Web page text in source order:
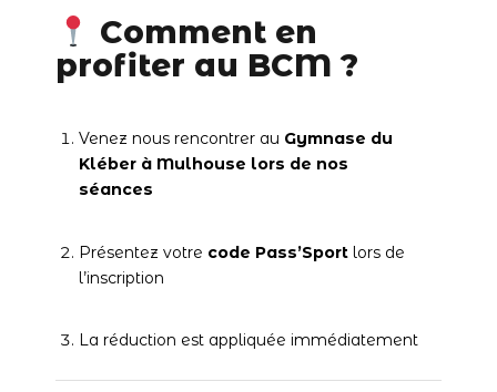
Comment en
profiter au BCM ?
Venez nous rencontrer au Gymnase du
Kléber à Mulhouse lors de nos
séances
Présentez votre code Pass’Sport lors de
l’inscription
La réduction est appliquée immédiatement